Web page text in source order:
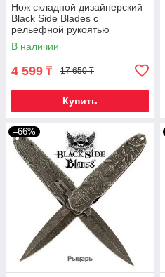
Нож складной дизайнерский
Black Side Blades с
рельефной рукоятью
(Волчара)
В наличии
4 599 ₸ 17 650 ₸
Купить
–66%